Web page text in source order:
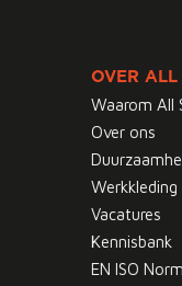
OVER ALL
Waarom All
Over ons
Werkkleding
Vacatures
Kennisbank
EN ISO